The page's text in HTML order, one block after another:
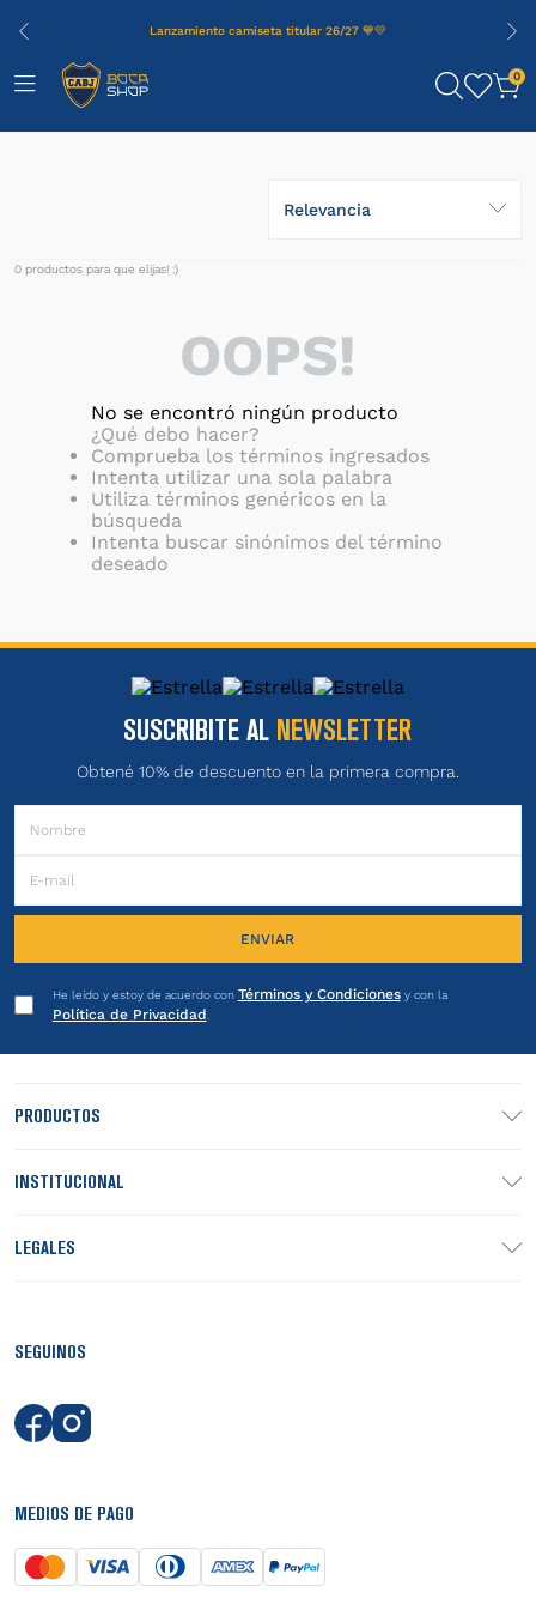
Lanzamiento camiseta titular 26/27 💙💛
0
Relevancia
0 productos
OOPS!
No se encontró ningún producto
¿Qué debo hacer?
Comprueba los términos ingresados
Intenta utilizar una sola palabra
Utiliza términos genéricos en la
búsqueda
Intenta buscar sinónimos del término
deseado
SUSCRIBITE AL NEWSLETTER
Obtené 10% de descuento en la primera compra.
ENVIAR
He leído y estoy de acuerdo con Términos y Condicionesy con la
Política de Privacidad
PRODUCTOS
INSTITUCIONAL
LEGALES
SEGUINOS
MEDIOS DE PAGO